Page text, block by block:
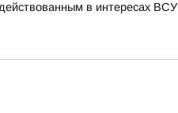
в интересах ВСУ